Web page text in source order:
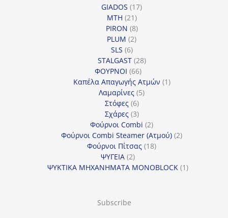
προϊόν
GIADOS 1717
MTH 2121
προϊόντα
PIRON 88
προϊόντα
PLUM 22
SLS 66
προϊόντα
STALGAST 2828
ΦΟΥΡΝΟΙ 6666
προϊόντα
Καπέλα Απαγωγής Ατμών 11
Λαμαρίνες 55
Στόφες 66
προϊόντα
Σχάρες 33
προϊόντα
Φούρνοι Combi 22
προϊόντα
Φούρνοι Combi Steamer (Ατμού) 22
Φούρνοι Πίτσας 1818
ΨΥΓΕΙΑ 22
προϊόντα
ΨΥΚΤΙΚΑ ΜΗΧΑΝΗΜΑΤΑ MONOBLOCK 11
Subscribe